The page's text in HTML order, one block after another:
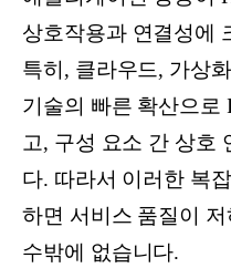
상호작용과 연결성에
특히, 클라우드, 가상
기술의 빠른 확산으로
고, 구성 요소 간 상호
다. 따라서 이러한 복
하면 서비스 품질이
수밖에 없습니다.